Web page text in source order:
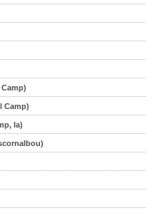
Camp)
la)